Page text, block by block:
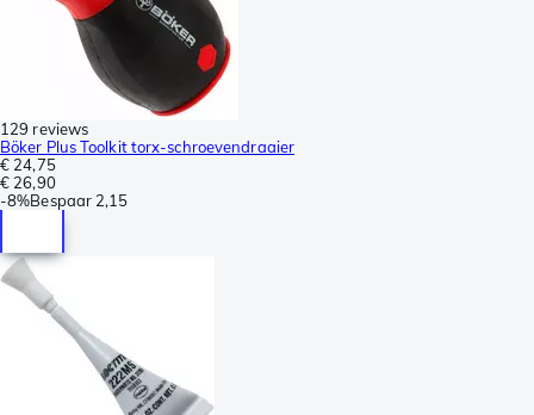
129 reviews
Böker Plus Toolkit torx-schroevendraaier
€ 24,75
€ 26,90
-8%Bespaar 2,15